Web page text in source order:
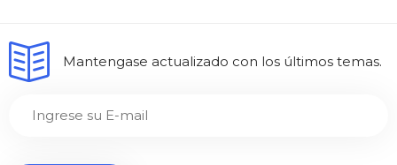
Mantengase actualizado con los últimos temas.